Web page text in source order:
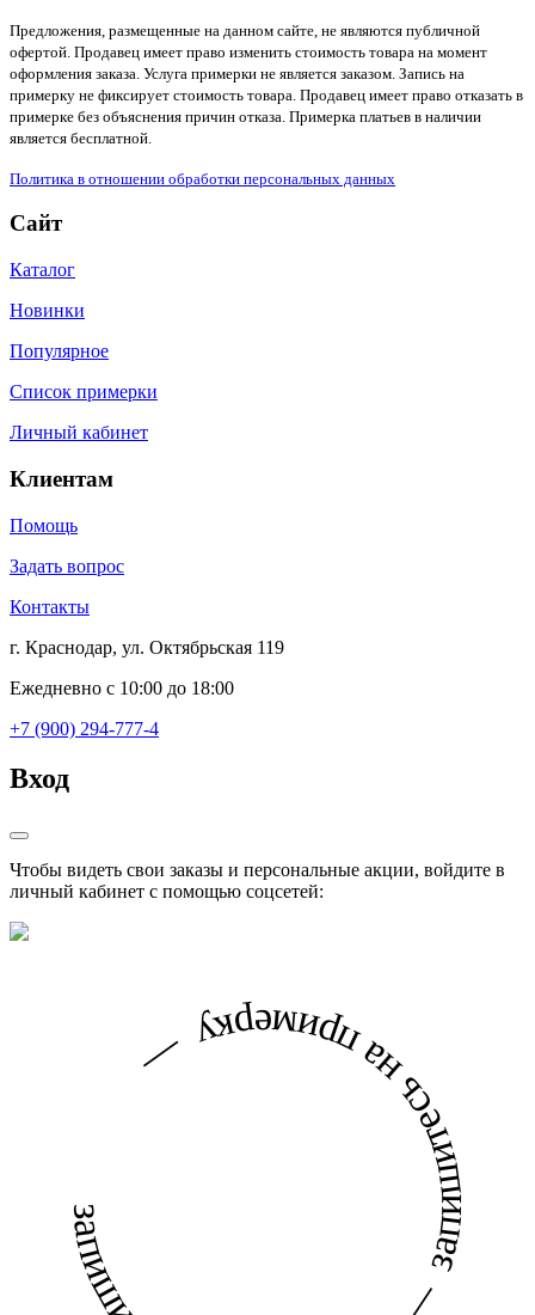
Предложения, размещенные на данном сайте, не являются публичной
офертой. Продавец имеет право изменить стоимость товара на момент
оформления заказа. Услуга примерки не является заказом. Запись на
примерку не фиксирует стоимость товара. Продавец имеет право отказать в
примерке без объяснения причин отказа. Примерка платьев в наличии
является бесплатной.
Политика в отношении обработки персональных данных
Сайт
Каталог
Новинки
Популярное
Список примерки
Личный кабинет
Клиентам
Помощь
Задать вопрос
Контакты
г. Краснодар, ул. Октябрьская 119
Ежедневно с 10:00 до 18:00
+7 (900) 294-777-4
Вход
Чтобы видеть свои заказы и персональные акции, войдите в
личный кабинет с помощью соцсетей:
запишитесь на примерку — запишитесь на примерку —